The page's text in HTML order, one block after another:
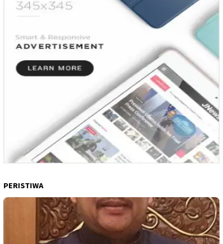
PERISTIWA